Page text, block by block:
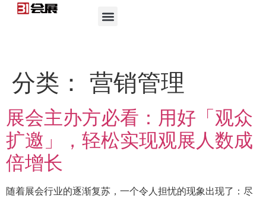
分类： 营销管理
展会主办方必看：用好「观众
扩邀」，轻松实现观展人数成
倍增长
随着展会行业的逐渐复苏，一个令人担忧的现象出现了：尽